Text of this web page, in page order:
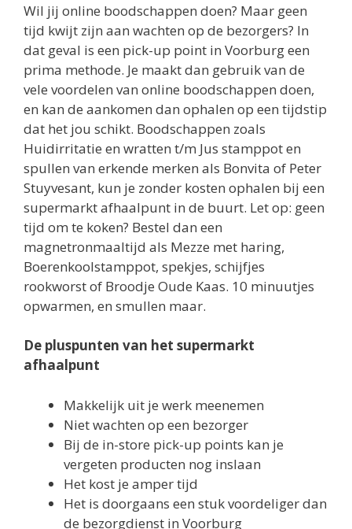
Wil jij online boodschappen doen? Maar geen
tijd kwijt zijn aan wachten op de bezorgers? In
dat geval is een pick-up point in Voorburg een
prima methode. Je maakt dan gebruik van de
vele voordelen van online boodschappen doen,
en kan de aankomen dan ophalen op een tijdstip
dat het jou schikt. Boodschappen zoals
Huidirritatie en wratten t/m Jus stamppot en
spullen van erkende merken als Bonvita of Peter
Stuyvesant, kun je zonder kosten ophalen bij een
supermarkt afhaalpunt in de buurt. Let op: geen
tijd om te koken? Bestel dan een
magnetronmaaltijd als Mezze met haring,
Boerenkoolstamppot, spekjes, schijfjes
rookworst of Broodje Oude Kaas. 10 minuutjes
opwarmen, en smullen maar.
De pluspunten van het supermarkt
afhaalpunt
Makkelijk uit je werk meenemen
Niet wachten op een bezorger
Bij de in-store pick-up points kan je
vergeten producten nog inslaan
Het kost je amper tijd
Het is doorgaans een stuk voordeliger dan
de bezorgdienst in Voorburg